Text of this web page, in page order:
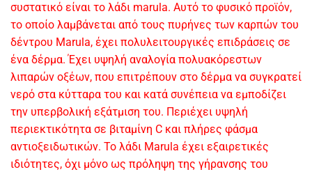
συστατικό είναι το λάδι marula. Αυτό το φυσικό προϊόν,
το οποίο λαμβάνεται από τους πυρήνες των καρπών του
δέντρου Marula, έχει πολυλειτουργικές επιδράσεις σε
ένα δέρμα. Έχει υψηλή αναλογία πολυακόρεστων
λιπαρών οξέων, που επιτρέπουν στο δέρμα να συγκρατεί
νερό στα κύτταρα του και κατά συνέπεια να εμποδίζει
την υπερβολική εξάτμιση του. Περιέχει υψηλή
περιεκτικότητα σε βιταμίνη C και πλήρες φάσμα
αντιοξειδωτικών. Το λάδι Marula έχει εξαιρετικές
ιδιότητες, όχι μόνο ως πρόληψη της γήρανσης του